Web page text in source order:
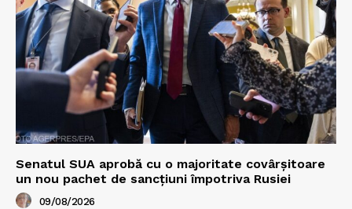
Senatul SUA aprobă cu o majoritate covârșitoare
un nou pachet de sancțiuni împotriva Rusiei
09/08/2026